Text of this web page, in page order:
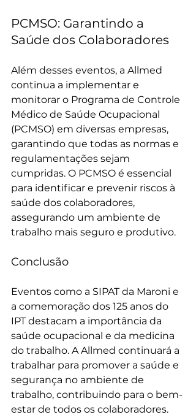
PCMSO: Garantindo a
Saúde dos Colaboradores
Além desses eventos, a Allmed
continua a implementar e
monitorar o Programa de Controle
Médico de Saúde Ocupacional
(PCMSO) em diversas empresas,
garantindo que todas as normas e
regulamentações sejam
cumpridas. O PCMSO é essencial
para identificar e prevenir riscos à
saúde dos colaboradores,
assegurando um ambiente de
trabalho mais seguro e produtivo.
Conclusão
Eventos como a SIPAT da Maroni e
a comemoração dos 125 anos do
IPT destacam a importância da
saúde ocupacional e da medicina
do trabalho. A Allmed continuará a
trabalhar para promover a saúde e
segurança no ambiente de
trabalho, contribuindo para o bem-
estar de todos os colaboradores.